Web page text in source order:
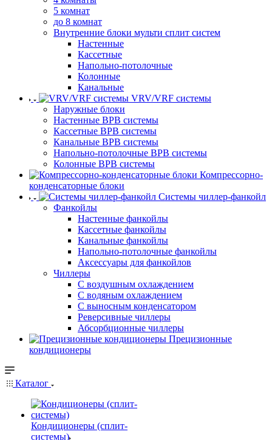
5 комнат
до 8 комнат
Внутренние блоки мульти сплит систем
Настенные
Кассетные
Напольно-потолочные
Колонные
Канальные
VRV/VRF системы
Наружные блоки
Настенные ВРВ системы
Кассетные ВРВ системы
Канальные ВРВ системы
Напольно-потолочные ВРВ системы
Колонные ВРВ системы
Компрессорно-
конденсаторные блоки
Системы чиллер-фанкойл
Фанкойлы
Настенные фанкойлы
Кассетные фанкойлы
Канальные фанкойлы
Напольно-потолочные фанкойлы
Аксессуары для фанкойлов
Чиллеры
С воздушным охлаждением
С водяным охлаждением
С выносным конденсатором
Реверсивные чиллеры
Абсорбционные чиллеры
Прецизионные
кондиционеры
Каталог
Кондиционеры (сплит-
системы)